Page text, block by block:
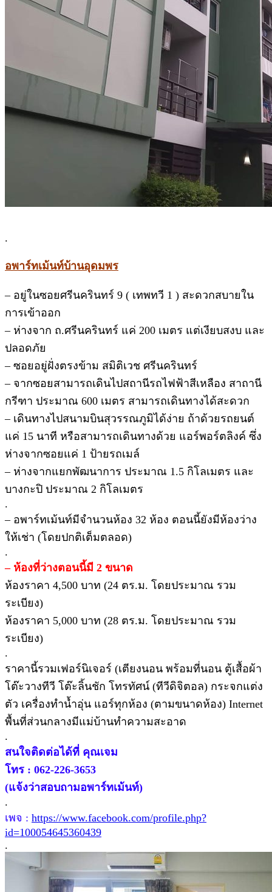
.
อพาร์ทเม้นท์บ้านอุดมพร
– อยู่ในซอยศรีนครินทร์ 9 ( เทพทวี 1 ) สะดวกสบายใน
การเข้าออก
– ห่างจาก ถ.ศรีนครินทร์ แค่ 200 เมตร แต่เงียบสงบ และ
ปลอดภัย
– ซอยอยู่ฝั่งตรงข้าม สมิติเวช ศรีนครินทร์
– จากซอยสามารถเดินไปสถานีรถไฟฟ้าสีเหลือง สาถานี
กรีฑา ประมาณ 600 เมตร สามารถเดินทางได้สะดวก
– เดินทางไปสนามบินสุวรรณภูมิได้ง่าย ถ้าด้วยรถยนต์
แค่ 15 นาที หรือสามารถเดินทางด้วย แอร์พอร์ตลิงค์ ซึ่ง
ห่างจากซอยแค่ 1 ป้ายรถเมล์
– ห่างจากแยกพัฒนาการ ประมาณ 1.5 กิโลเมตร และ
บางกะปิ ประมาณ 2 กิโลเมตร
.
– อพาร์ทเม้นท์มีจำนวนห้อง 32 ห้อง ตอนนี้ยังมีห้องว่าง
ให้เช่า (โดยปกติเต็มตลอด)
.
– ห้องที่ว่างตอนนี้มี 2 ขนาด
ห้องราคา 4,500 บาท (24 ตร.ม. โดยประมาณ รวม
ระเบียง)
ห้องราคา 5,000 บาท (28 ตร.ม. โดยประมาณ รวม
ระเบียง)
.
ราคานี้รวมเฟอร์นิเจอร์ (เตียงนอน พร้อมที่นอน ตู้เสื้อผ้า
โต๊ะวางทีวี โต๊ะลิ้นชัก โทรทัศน์ (ทีวีดิจิตอล) กระจกแต่ง
ตัว เครื่องทำน้ำอุ่น แอร์ทุกห้อง (ตามขนาดห้อง) Internet
พื้นที่ส่วนกลางมีแม่บ้านทำความสะอาด
.
สนใจติดต่อได้ที่ คุณเจม
โทร : 062-226-3653
(แจ้งว่าสอบถามอพาร์ทเม้นท์)
.
เพจ : https://www.facebook.com/profile.php?
id=100054645360439
.